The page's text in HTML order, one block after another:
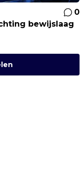
0
bewijslaag